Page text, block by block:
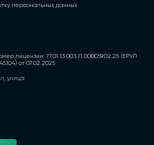
персональных данных
лицензии: 77.01.13.003.Л.000059.02.25 (ЕРУЛ
от 07.02.2025
улица